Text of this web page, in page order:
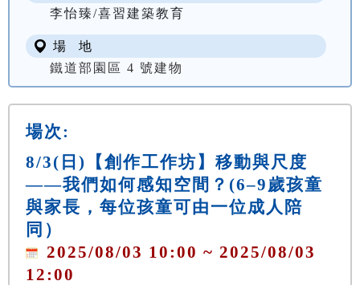
李怡臻/喜習建築教育
場 地
鐵道部園區 4 號建物
場次:
8/3(日)【創作工作坊】移動與尺度
——我們如何感知空間？(6–9歲孩童
與家長，每位孩童可由一位成人陪
同）
2025/08/03 10:00 ~ 2025/08/03
12:00